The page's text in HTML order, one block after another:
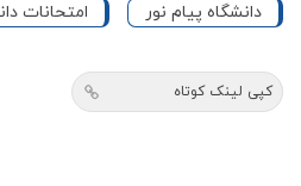
دانشگاه پیام نور امتحانات
کپی لینک کوتاه